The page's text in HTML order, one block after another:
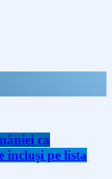
ca
incluși pe lista